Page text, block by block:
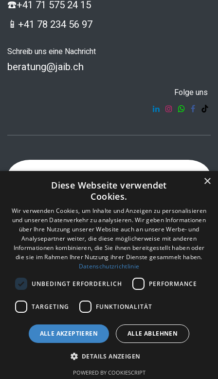
☎️+41 71 575 24 15
📱 +41 78 234 56 97
Schreib uns eine Nachricht
beratung@jaib.ch
Folge uns
AGB Impressum/Datenschutzerklärung
Copyright © JobAssist Infinity Brain
×
Diese Webseite verwendet
Cookies.
Wir verwenden Cookies, um Inhalte und Anzeigen zu personalisieren
und unseren Datenverkehr zu analysieren. Wir geben Informationen
über Ihre Nutzung unserer Website auch an unsere Werbe- und
Analysepartner weiter, die diese möglicherweise mit anderen
Informationen kombinieren, die Sie ihnen bereitgestellt haben oder
die sie im Rahmen Ihrer Nutzung ihrer Dienste gesammelt haben.
Datenschutzrichtlinie
UNBEDINGT ERFORDERLICH PERFORMANCE
TARGETING FUNKTIONALITÄT
ALLE AKZEPTIEREN ALLE ABLEHNEN
DETAILS ANZEIGEN
POWERED BY COOKIESCRIPT